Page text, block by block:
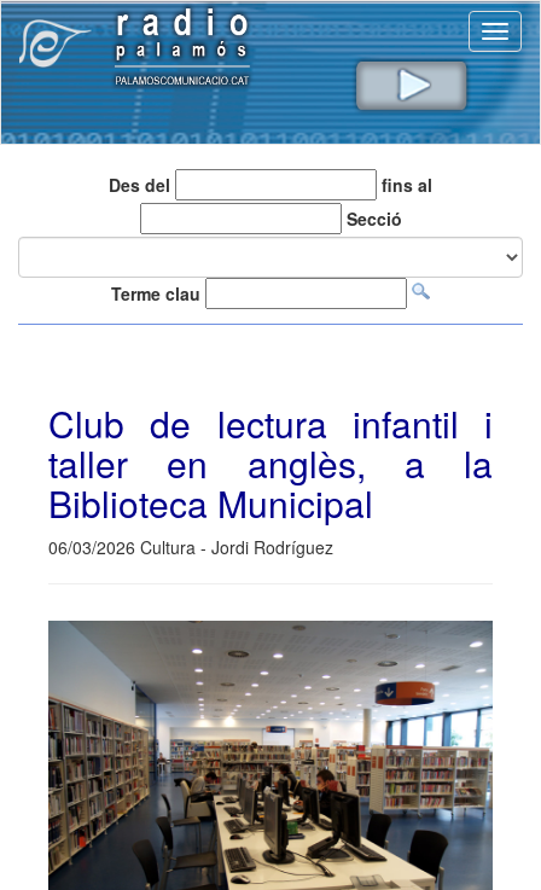
Des del
fins al
Secció
Terme clau
Club de lectura infantil i
taller en anglès, a la
Biblioteca Municipal
06/03/2026 Cultura - Jordi Rodríguez